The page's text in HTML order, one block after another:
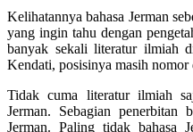
Kelihatannya bahasa Jerman
yang ingin tahu dengan
banyak sekali literatur ilmiah
Kendati, posisinya masih nomor
Tidak cuma literatur ilmiah
Jerman. Sebagian penerbitan
Jerman. Paling tidak bahasa